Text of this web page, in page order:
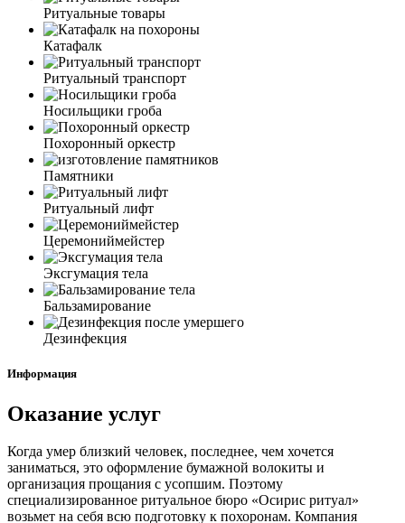
Ритуальные товары
Катафалк
Ритуальный транспорт
Носильщики гроба
Похоронный оркестр
Памятники
Ритуальный лифт
Церемониймейстер
Эксгумация тела
Бальзамирование
Дезинфекция
Информация
Оказание услуг
Когда умер близкий человек, последнее, чем хочется
заниматься, это оформление бумажной волокиты и
организация прощания с усопшим. Поэтому
специализированное ритуальное бюро «Осирис ритуал»
возьмет на себя всю подготовку к похоронам. Компания